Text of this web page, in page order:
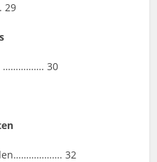
29
……………. 30
32